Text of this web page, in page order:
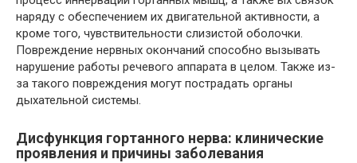
наряду с обеспечением их двигательной активности, а
кроме того, чувствительности слизистой оболочки.
Повреждение нервных окончаний способно вызывать
нарушение работы речевого аппарата в целом. Также из-
за такого повреждения могут пострадать органы
дыхательной системы.
Дисфункция гортанного нерва: клинические
проявления и причины заболевания